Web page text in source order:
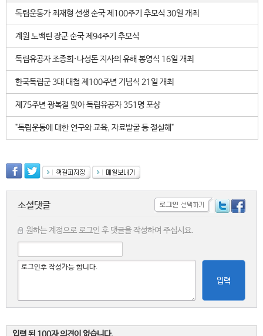
독립운동가 최재형 선생 순국 제100주기 추모식 30일 개최
계원 노백린 장군 순국 제94주기 추모식
독립유공자 조종희·나성돈 지사의 유해 봉영식 16일 개최
한국독립군 3대 대첩 제100주년 기념식 21일 개최
제75주년 광복절 맞아 독립유공자 351명 포상
"독립운동에 대한 연구와 교육, 자료발굴 등 절실해"
소셜댓글
원하는 계정으로 로그인 후 댓글을 작성하여 주십시요.
입력